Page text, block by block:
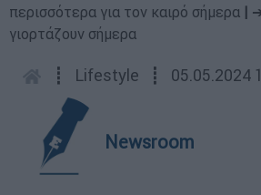
περισσότερα για τον καιρό σήμερα
γιορτάζουν σήμερα
┋ Lifestyle ┋ 05.05.2024
Newsroom